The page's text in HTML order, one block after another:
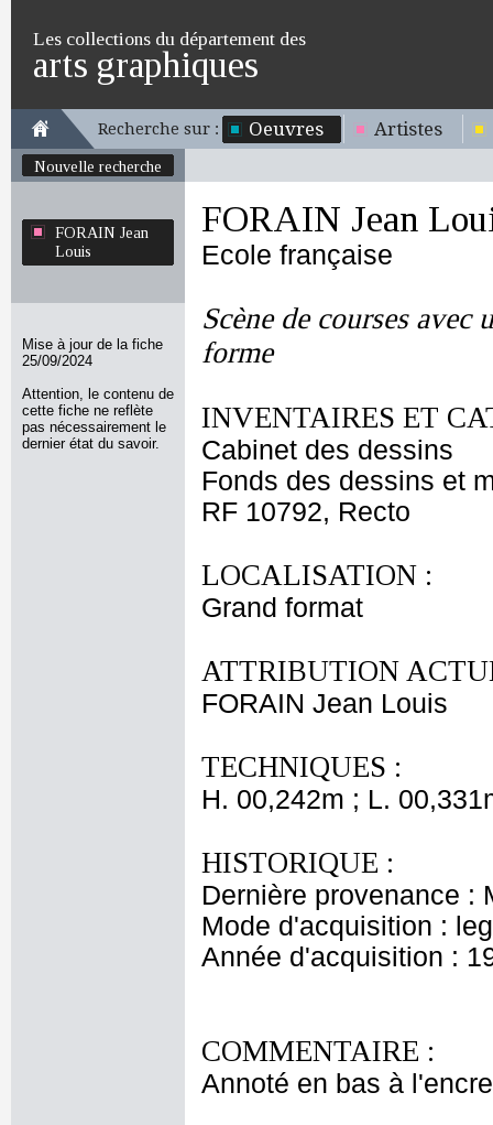
Les collections du département des
arts graphiques
Recherche sur : Oeuvres Artistes
Nouvelle recherche
FORAIN Jean
Louis
Mise à jour de la fiche
25/09/2024
Attention, le contenu de
cette fiche ne reflète
pas nécessairement le
dernier état du savoir.
FORAIN Jean
Ecole française
Scène de courses
forme
INVENTAIRES ET
Cabinet des dessins
Fonds des dessins et
RF 10792, Recto
LOCALISATION :
Grand format
ATTRIBUTION
FORAIN Jean Louis
TECHNIQUES :
H. 00,242m ; L.
HISTORIQUE :
Dernière provenance :
Mode d'acquisition :
Année d'acquisition :
COMMENTAIRE :
Annoté en bas à